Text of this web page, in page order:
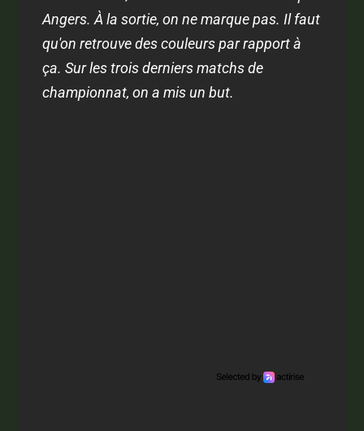
Angers. À la sortie, on ne marque pas. Il faut
qu'on retrouve des couleurs par rapport à
ça. Sur les trois derniers matchs de
championnat, on a mis un but.